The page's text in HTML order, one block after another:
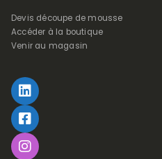
Devis découpe de mousse
Accéder à la boutique
Venir au magasin